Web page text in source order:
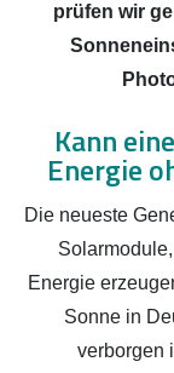
prüfen wir
Kann eine
Energie
Die neueste
Energie
Sonne in
verborgen